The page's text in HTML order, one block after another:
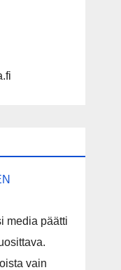
media päätti
vain